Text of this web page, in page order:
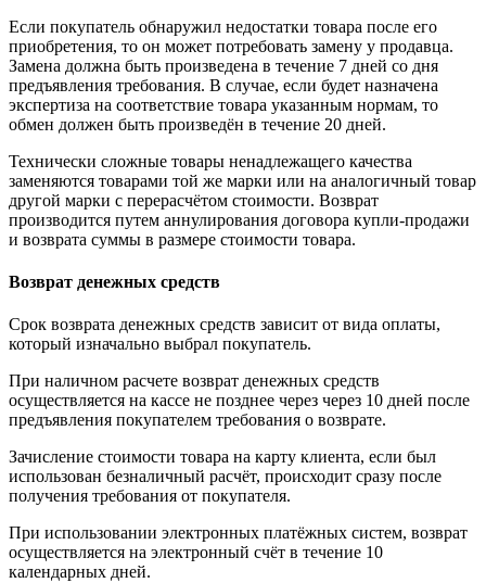
Если покупатель обнаружил недостатки товара после его
приобретения, то он может потребовать замену у продавца.
Замена должна быть произведена в течение 7 дней со дня
предъявления требования. В случае, если будет назначена
экспертиза на соответствие товара указанным нормам, то
обмен должен быть произведён в течение 20 дней.
Технически сложные товары ненадлежащего качества
заменяются товарами той же марки или на аналогичный товар
другой марки с перерасчётом стоимости. Возврат
производится путем аннулирования договора купли-продажи
и возврата суммы в размере стоимости товара.
Возврат денежных средств
Срок возврата денежных средств зависит от вида оплаты,
который изначально выбрал покупатель.
При наличном расчете возврат денежных средств
осуществляется на кассе не позднее через через 10 дней после
предъявления покупателем требования о возврате.
Зачисление стоимости товара на карту клиента, если был
использован безналичный расчёт, происходит сразу после
получения требования от покупателя.
При использовании электронных платёжных систем, возврат
осуществляется на электронный счёт в течение 10
календарных дней.